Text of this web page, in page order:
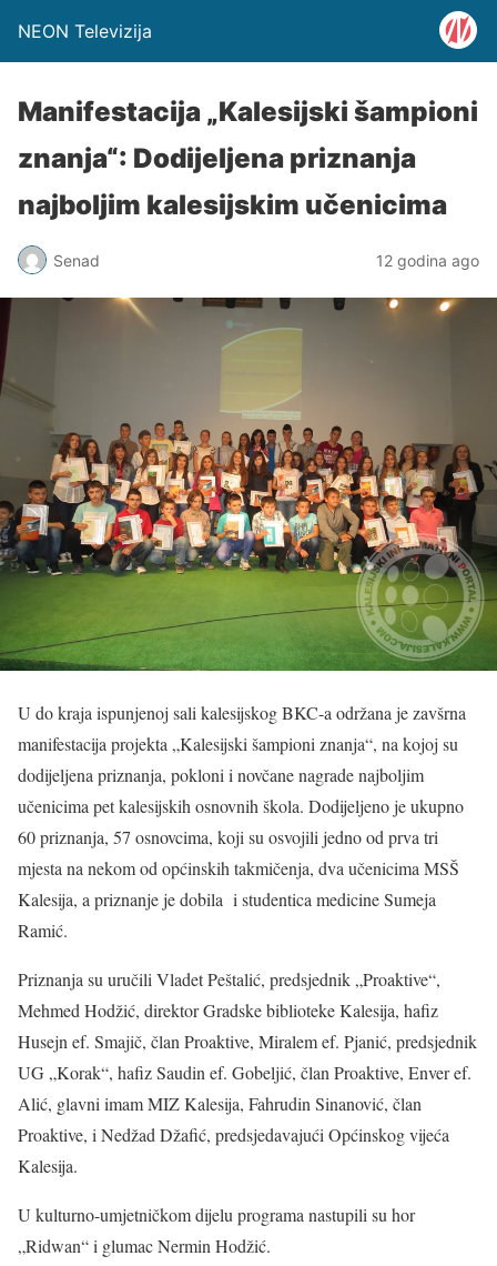
NEON Televizija
Manifestacija „Kalesijski šampioni
znanja“: Dodijeljena priznanja
najboljim kalesijskim učenicima
Senad 12 godina ago
U do kraja ispunjenoj sali kalesijskog BKC-a održana je zavšrna
manifestacija projekta „Kalesijski šampioni znanja“, na kojoj su
dodijeljena priznanja, pokloni i novčane nagrade najboljim
učenicima pet kalesijskih osnovnih škola. Dodijeljeno je ukupno
60 priznanja, 57 osnovcima, koji su osvojili jedno od prva tri
mjesta na nekom od općinskih takmičenja, dva učenicima MSŠ
Kalesija, a priznanje je dobila i studentica medicine Sumeja
Ramić.
Priznanja su uručili Vladet Peštalić, predsjednik „Proaktive“,
Mehmed Hodžić, direktor Gradske biblioteke Kalesija, hafiz
Husejn ef. Smajič, član Proaktive, Miralem ef. Pjanić, predsjednik
UG „Korak“, hafiz Saudin ef. Gobeljić, član Proaktive, Enver ef.
Alić, glavni imam MIZ Kalesija, Fahrudin Sinanović, član
Proaktive, i Nedžad Džafić, predsjedavajući Općinskog vijeća
Kalesija.
U kulturno-umjetničkom dijelu programa nastupili su hor
„Ridwan“ i glumac Nermin Hodžić.